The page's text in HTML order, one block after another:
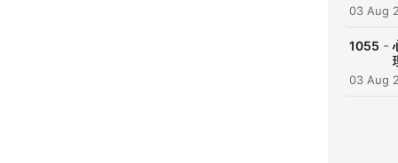
03 Aug
1055 -
03 Aug